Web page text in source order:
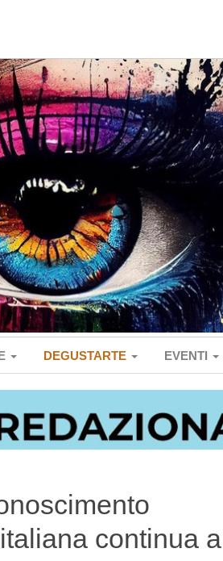
DEGUSTARTE EVENTI
continua a